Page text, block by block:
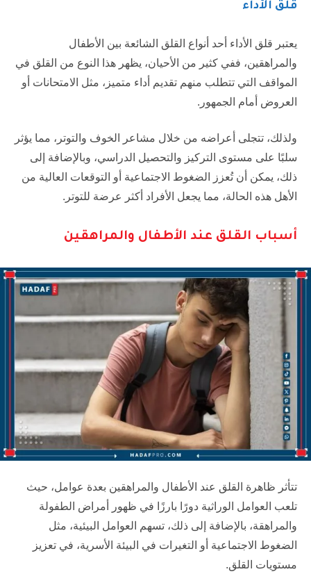
قلق الأداء
يعتبر قلق الأداء أحد أنواع القلق الشائعة بين الأطفال
والمراهقين، ففي كثير من الأحيان، يظهر هذا النوع من القلق في
المواقف التي تتطلب منهم تقديم أداء متميز، مثل الامتحانات أو
العروض أمام الجمهور.
ولذلك، تتجلى أعراضه من خلال مشاعر الخوف والتوتر، مما يؤثر
سلبًا على مستوى التركيز والتحصيل الدراسي، وبالإضافة إلى
ذلك، يمكن أن تُعزز الضغوط الاجتماعية أو التوقعات العالية من
الأهل هذه الحالة، مما يجعل الأفراد أكثر عرضة للتوتر.
أسباب القلق عند الأطفال والمراهقين
تتأثر ظاهرة القلق عند الأطفال والمراهقين بعدة عوامل، حيث
تلعب العوامل الوراثية دورًا بارزًا في ظهور أمراض الطفولة
والمراهقة، بالإضافة إلى ذلك، تسهم العوامل البيئية، مثل
الضغوط الاجتماعية أو التغيرات في البيئة الأسرية، في تعزيز
مستويات القلق.